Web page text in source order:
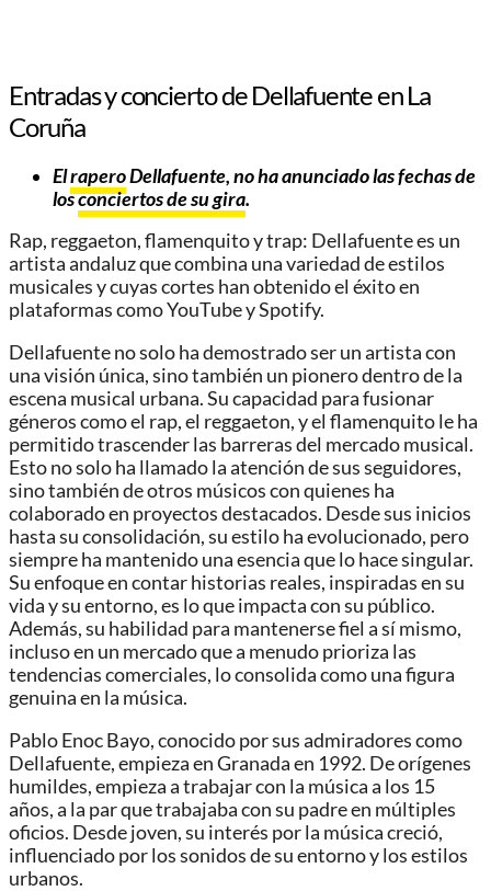
Entradas y concierto de Dellafuente en La
Coruña
ElraperoDellafuente, no ha anunciado las fechas de
losconciertos de su gira.
Rap, reggaeton, flamenquito y trap: Dellafuente es un
artista andaluz que combina una variedad de estilos
musicales y cuyas cortes han obtenido el éxito en
plataformas como YouTube y Spotify.
Dellafuente no solo ha demostrado ser un artista con
una visión única, sino también un pionero dentro de la
escena musical urbana. Su capacidad para fusionar
géneros como el rap, el reggaeton, y el flamenquito le ha
permitido trascender las barreras del mercado musical.
Esto no solo ha llamado la atención de sus seguidores,
sino también de otros músicos con quienes ha
colaborado en proyectos destacados. Desde sus inicios
hasta su consolidación, su estilo ha evolucionado, pero
siempre ha mantenido una esencia que lo hace singular.
Su enfoque en contar historias reales, inspiradas en su
vida y su entorno, es lo que impacta con su público.
Además, su habilidad para mantenerse fiel a sí mismo,
incluso en un mercado que a menudo prioriza las
tendencias comerciales, lo consolida como una figura
genuina en la música.
Pablo Enoc Bayo, conocido por sus admiradores como
Dellafuente, empieza en Granada en 1992. De orígenes
humildes, empieza a trabajar con la música a los 15
años, a la par que trabajaba con su padre en múltiples
oficios. Desde joven, su interés por la música creció,
influenciado por los sonidos de su entorno y los estilos
urbanos.